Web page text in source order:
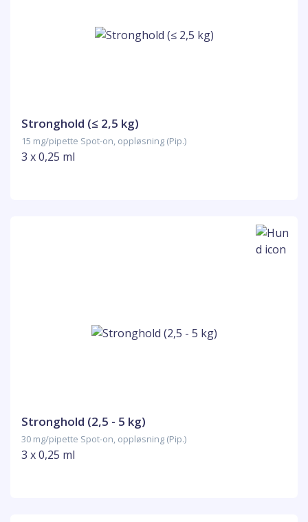
Stronghold (≤ 2,5 kg)
15 mg/pipette Spot-on, oppløsning (Pip.)
3 x 0,25 ml
Stronghold (2,5 - 5 kg)
30 mg/pipette Spot-on, oppløsning (Pip.)
3 x 0,25 ml